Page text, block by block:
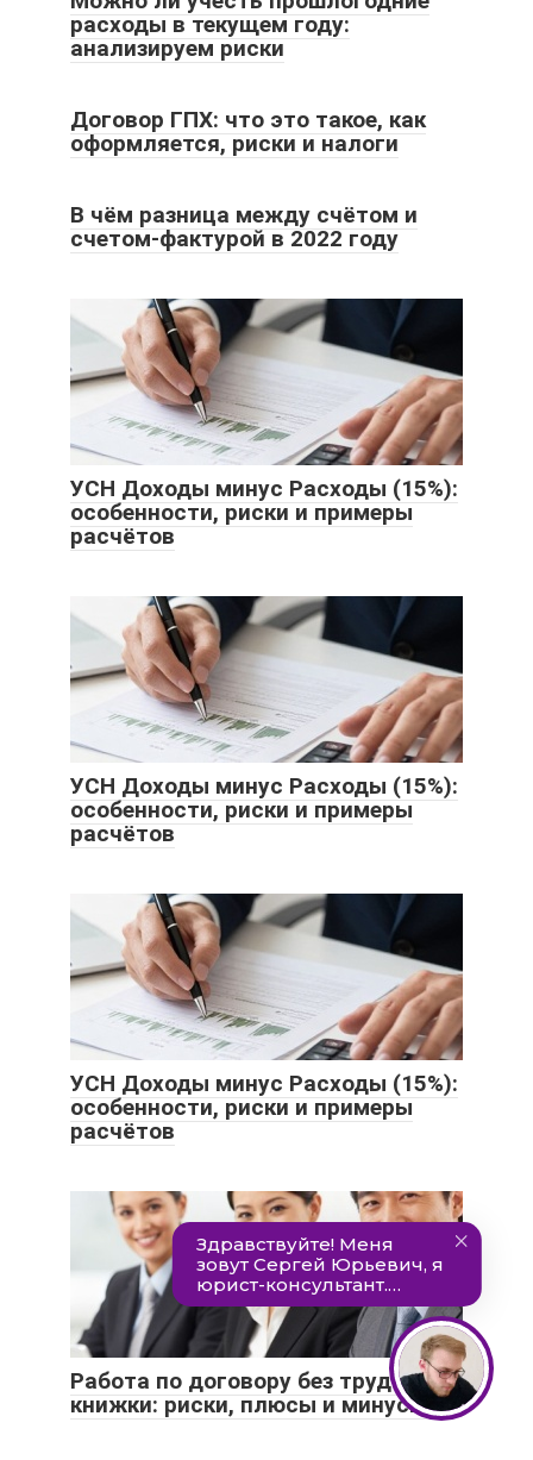
расходы в текущем году:
анализируем риски
Договор ГПХ: что это такое, как
оформляется, риски и налоги
В чём разница между счётом и
счетом-фактурой в 2022 году
УСН Доходы минус Расходы (15%):
особенности, риски и примеры
расчётов
УСН Доходы минус Расходы (15%):
особенности, риски и примеры
расчётов
УСН Доходы минус Расходы (15%):
особенности, риски и примеры
расчётов
Работа по договору без трудовой
книжки: риски, плюсы и минусы